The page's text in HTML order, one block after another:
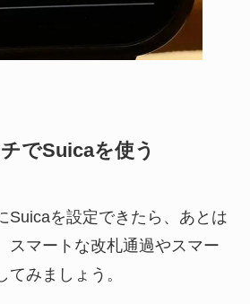
でSuicaを使う
Suicaを設定できたら、あとは
スマートな改札通過やスマー
てみましょう。